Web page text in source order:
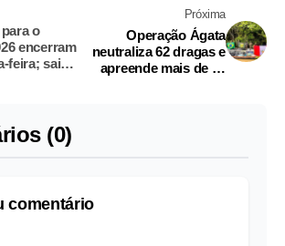
o
encerram
feira; saiba
Próxima
Operação Ágata
neutraliza 62 dragas e
apreende mais de 15
(0)
comentário